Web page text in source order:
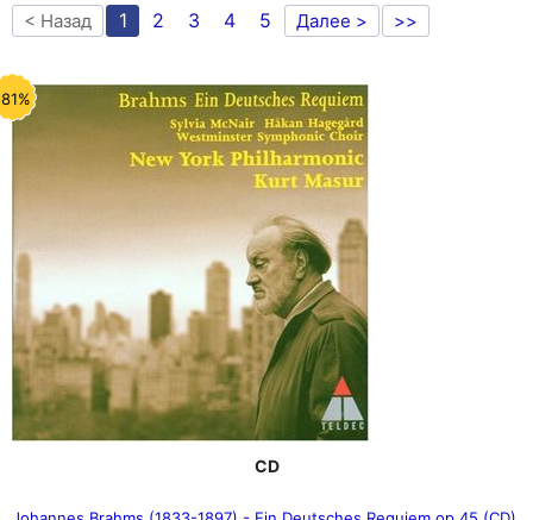
< Назад 1 2 3 4 5 Далее > >>
CD